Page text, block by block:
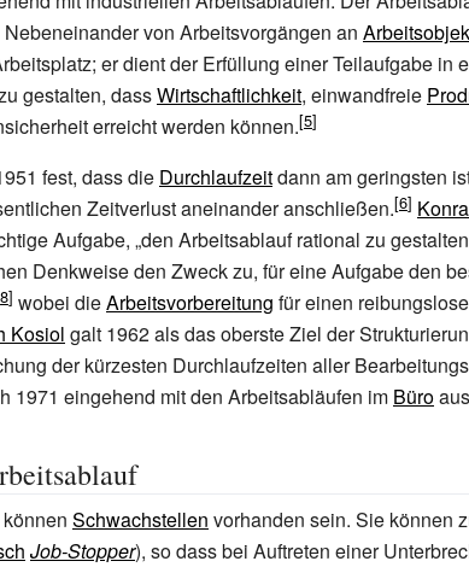
von Arbeitsvorgängen an
er dient der Erfüllung einer Teilaufgabe in
gestalten, dassWirtschaftlichkeit, einwandfreie
erreicht werden können.
fest, dass die Durchlaufzeitdann am geringsten
Zeitverlust aneinander anschließen.
Aufgabe, „den Arbeitsablauf rational zu
Denkweise den Zweck zu, für eine Aufgabe den
wobei dieArbeitsvorbereitung für einen
Kosiol galt 1962 als das oberste Ziel der
der kürzesten Durchlaufzeiten aller
1971 eingehend mit den Arbeitsabläufen im Büro
Schwachstellen vorhanden sein. Sie können
Job-Stopper), so dass bei Auftreten einer